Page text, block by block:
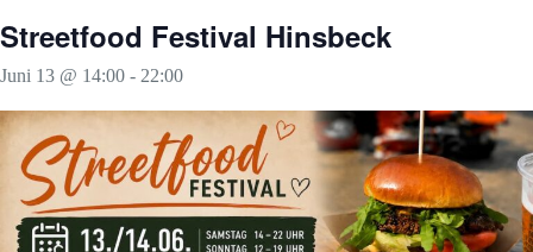
Streetfood Festival Hinsbeck
Juni 13 @ 14:00 - 22:00